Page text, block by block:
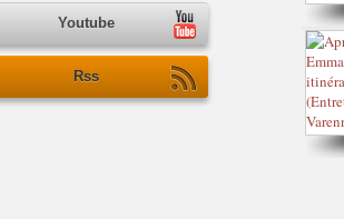
Youtube
Rss